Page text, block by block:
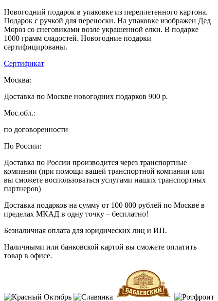
Новогодний подарок в упаковке из переплетенного картона.
Подарок с ручкой для переноски. На упаковке изображен Дед
Мороз со снеговиками возле украшенной елки. В подарке
1000 грамм сладостей. Новогодние подарки
сертифицированы.
Сертификат
Москва:
Доставка по Москве новогодних подарков 900 р.
Мос.обл.:
по договоренности
По России:
Доставка по России производится через транспортные
компании (при помощи вашей транспортной компании или
вы сможете воспользоваться услугами наших транспортных
партнеров)
Доставка подарков на сумму от 100 000 рублей по Москве в
пределах МКАД в одну точку – бесплатно!
Безналичная оплата для юридических лиц и ИП.
Наличными или банковской картой вы сможете оплатить
товар в офисе.